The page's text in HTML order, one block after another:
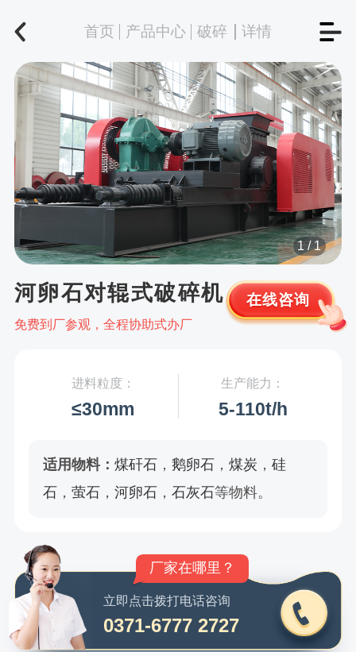
首页 产品中心 破碎 详情
1/1
河卵石对辊式破碎机
免费到厂参观，全程协助式办厂
在线咨询
进料粒度：
≤30mm
生产能力：
5-110t/h
适用物料： 煤矸石 ， 鹅卵石 ， 煤炭 ， 硅
石 ， 萤石 ， 河卵石 ， 石灰石等物料。
环保吗？粉尘大吗？
立即点击拨打电话咨询
0371-6777 2727